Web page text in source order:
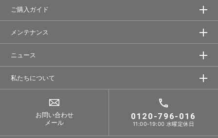
ご購入ガイド
メンテナンス
ニュース
私たちについて
お問い合わせ
メール
0120-796-016
11:00-19:00 水曜定休日